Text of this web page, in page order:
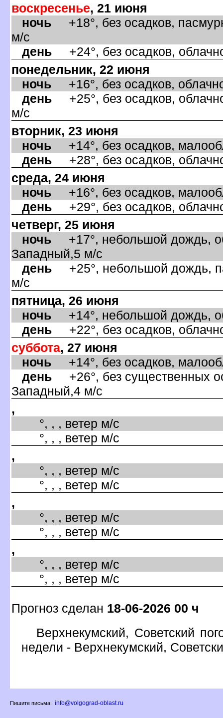
оскресенье, 21 июня
ночь +18°, без осадков,
м/с
день +24°, без осадков,
понедельник, 22 июня
ночь +16°, без осадков,
день +25°, без осадков,
м/с
торник, 23 июня
ночь +14°, без осадков,
день +28°, без осадков,
среда, 24 июня
ночь +16°, без осадков,
день +29°, без осадков,
четверг, 25 июня
ночь +17°, небольшой дождь,
Западный,5 м/с
день +25°, небольшой дождь,
м/с
пятница, 26 июня
ночь +14°, небольшой дождь,
день +22°, без осадков,
суббота, 27 июня
ночь +14°, без осадков,
день +26°, без существенных
Западный,4 м/с
,
°, , , ветер м/с
°, , , ветер м/с
,
°, , , ветер м/с
°, , , ветер м/с
,
°, , , ветер м/с
°, , , ветер м/с
,
°, , , ветер м/с
°, , , ветер м/с
Прогноз сделан 18-06-2026 00 ч
ерхнекумский, Советский
недели - Верхнекумский,
Пишите письма: info@volgograd-oblast.ru